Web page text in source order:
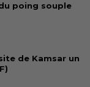
poing souple
de Kamsar un